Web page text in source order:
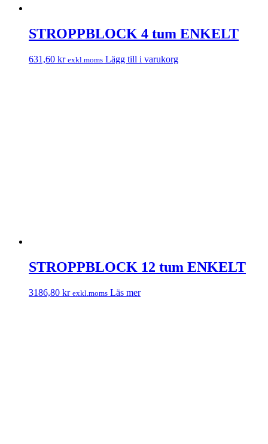
STROPPBLOCK 4 tum ENKELT
631,60 kr exkl.moms Lägg till i varukorg
STROPPBLOCK 12 tum ENKELT
3186,80 kr exkl.moms Läs mer